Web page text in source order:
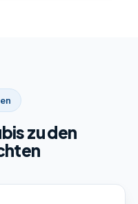
zu den